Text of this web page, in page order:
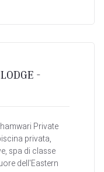
-
Private
privata,
spa di classe
dell'Eastern